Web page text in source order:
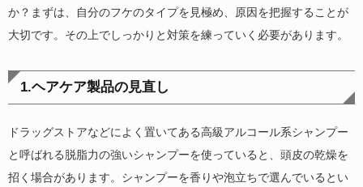
か？まずは、自分のフケのタイプを見極め、原因を把握することが
大切です。その上でしっかりと対策を練っていく必要があります。
1.ヘアケア製品の見直し
ドラッグストアなどによく置いてある高級アルコール系シャンプー
と呼ばれる脱脂力の強いシャンプーを使っていると、頭皮の乾燥を
招く場合があります。シャンプーを香りや泡立ちで選んでいるとい